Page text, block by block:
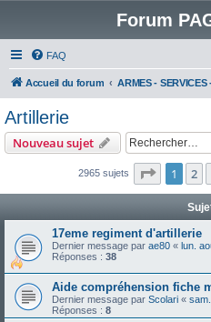
Forum
FAQ
Accueil du forum
Artillerie
Nouveau sujet
2965 sujets Page 1
1 2
17eme regiment d'artillerie
Dernier message par ae80 « lun.
Réponses : 38
Aide compréhension fiche
Dernier message par Scolari «
Réponses : 8